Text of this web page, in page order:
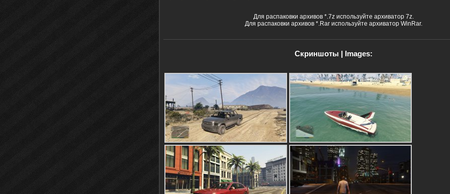
Для распаковки архивов *.7z используйте архиватор 7z.
Для распаковки архивов *.Rar используйте архиватор WinRar.
Скриншоты | Images: